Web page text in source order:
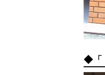
◆「